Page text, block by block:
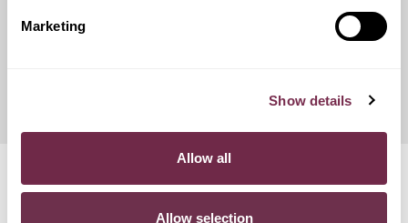
Marketing
Show details
Allow all
Allow selection
Domande frequenti